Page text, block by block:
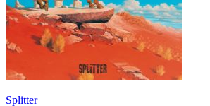
Splitter